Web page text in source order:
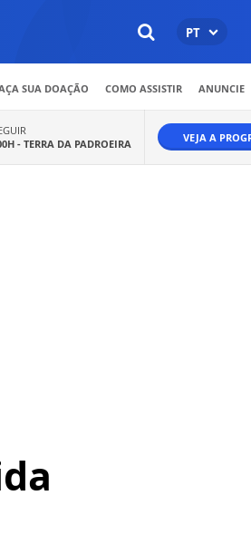
PT
SUA DOAÇÃO COMO ASSISTIR ANUNCIE
- TERRA DA PADROEIRA VEJA A